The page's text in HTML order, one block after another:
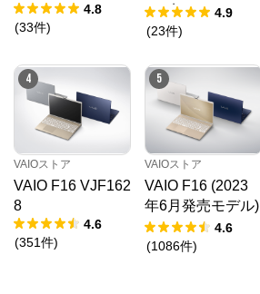
4.8
(33件)
ト5点セット）
4.9
(23件)
4
VAIOストア
VAIO F16 VJF162
8
4.6
(351件)
5
VAIOストア
VAIO F16 (2023
年6月発売モデル)
VJF1618
4.6
(1086件)